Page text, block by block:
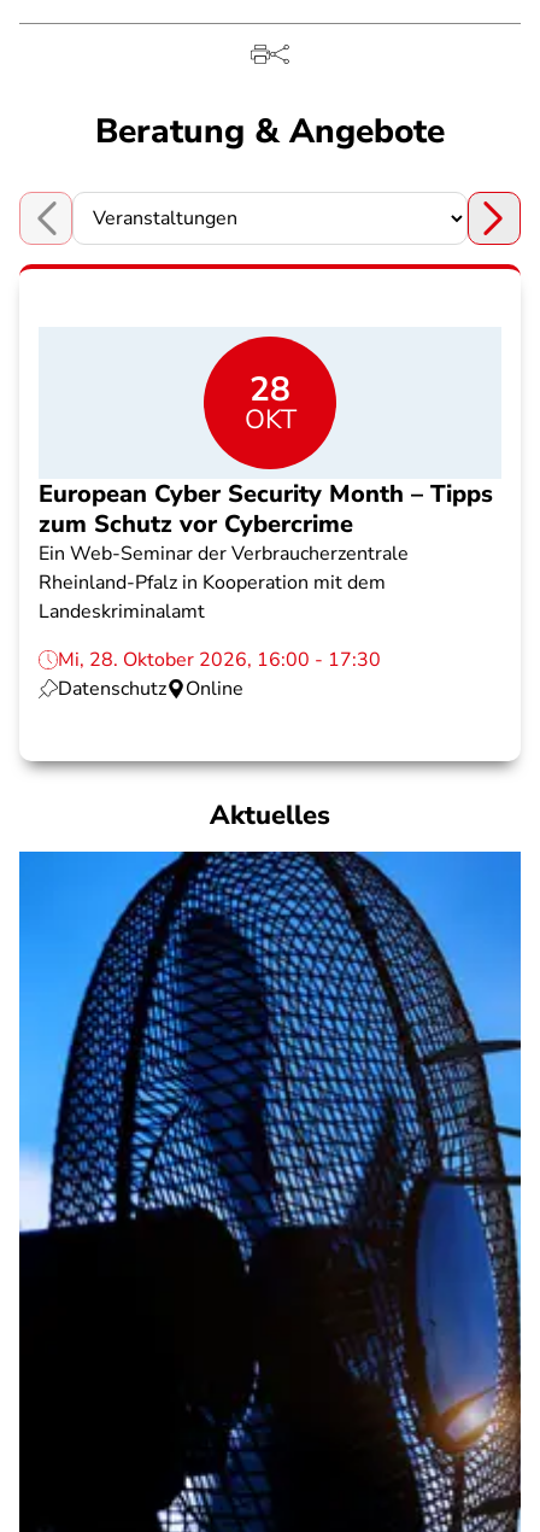
Beratung & Angebote
Choose a section
28
OKT
European Cyber Security Month – Tipps
zum Schutz vor Cybercrime
Ein Web-Seminar der Verbraucherzentrale
Rheinland-Pfalz in Kooperation mit dem
Landeskriminalamt
Mi, 28. Oktober 2026, 16:00 - 17:30
Datenschutz
Online
Aktuelles